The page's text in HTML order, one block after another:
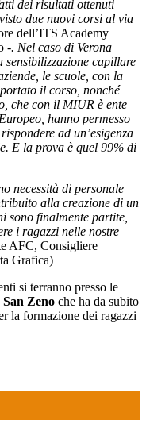
dei risultati ottenuti
due nuovi corsi al via
dell’ITS Academy
-. Nel caso di Verona
capillare
le scuole, con la
il corso, nonché
che con il MIUR è ente
hanno permesso
ad un’esigenza
E la prova è quel 99% di
necessità di personale
alla creazione di un
sono finalmente partite,
i ragazzi nelle nostre
AFC, Consigliere
Grafica)
si terranno presso le
San Zeno che ha da subito
la formazione dei ragazzi